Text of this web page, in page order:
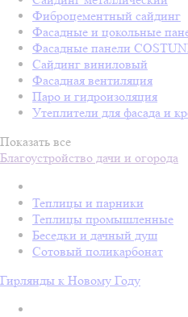
Фиброцементный сайдинг
Фасадные и цокольные
Фасадные панели
Сайдинг виниловый
Фасадная вентиляция
Паро и гидроизоляция
Утеплители для фасада и
Показать все
Благоустройство дачи и огорода
Теплицы и парники
Теплицы промышленные
Беседки и дачный душ
Сотовый поликарбонат
Гирлянды к Новому Году